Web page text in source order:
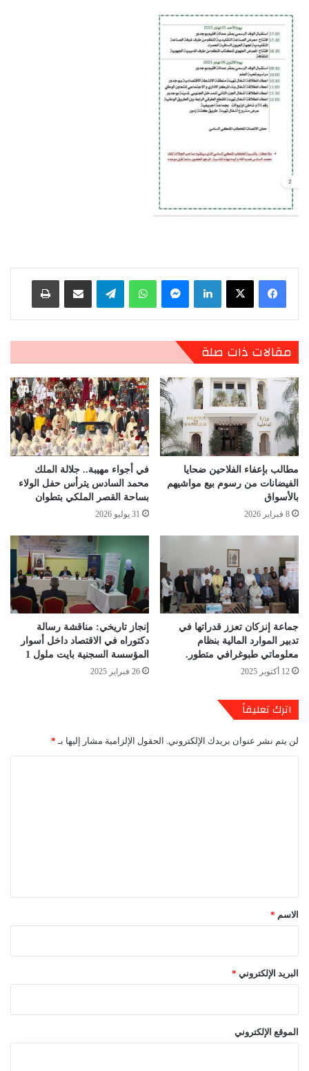
لينكدإن ماسنجر واتساب تيلقرام مشاركة عبر البريد طباعة
مقالات ذات صلة
مطالب بإعفاء الفلاحين ضحايا
الفيضانات من رسوم بيع مواشيهم
بالأسواق
8 فبراير 2026
في أجواء مهيبة.. جلالة الملك
محمد السادس يترأس حفل الولاء
بساحة القصر الملكي بتطوان
31 يوليو 2026
جماعة إنزكان تعزز قدراتها في
تدبير الموارد المالية بنظام
معلوماتي طبوغرافي متطور.
12 أكتوبر 2025
إنجاز تاريخي: مناقشة رسالة
دكتوراه في الاقتصاد داخل أسوار
المؤسسة السجنية بايت ملول 1
26 فبراير 2025
اترك تعليقاً
لن يتم نشر عنوان بريدك الإلكتروني. الحقول الإلزامية مشار إليها بـ *
*الاسم *
البريد الإلكتروني *
الموقع الإلكتروني